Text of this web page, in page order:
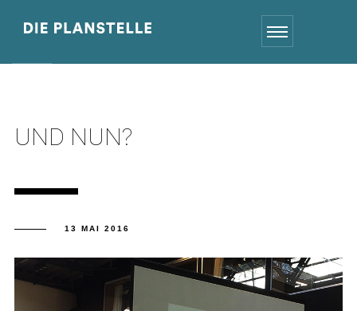
UND NUN?
13 MAI 2016